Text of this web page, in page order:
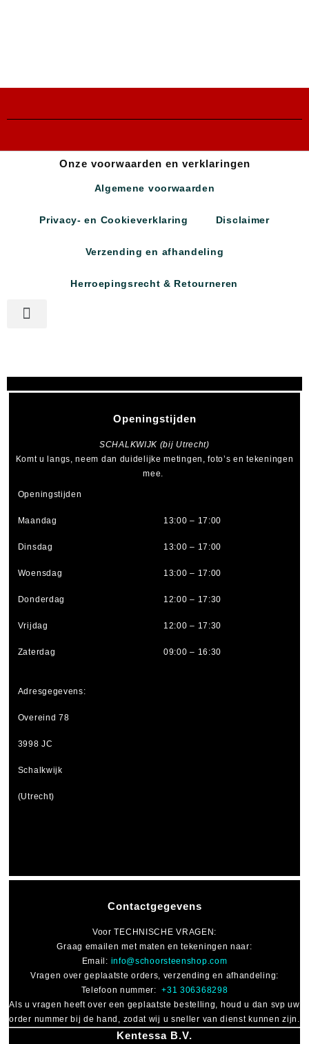
Onze voorwaarden en verklaringen
Algemene voorwaarden
Privacy- en Cookieverklaring Disclaimer
Verzending en afhandeling
Herroepingsrecht & Retourneren
Contactgegevens
VoorTECHNISCHE VRAGEN :
Graag emailen met maten en tekeningen naar:
Email: info@schoorsteenshop.com
Vragen over geplaatste orders, verzending en afhandeling:
Telefoon nummer:+31 306368298
Als u vragen heeft over een geplaatste bestelling, houd u dan svp uw
order nummer bij de hand, zodat wij u sneller van dienst kunnen zijn.
Kentessa B.V.
Openingstijden
SCHALKWIJK (bij Utrecht)
Komt u langs, neem dan duidelijke metingen, foto’s en tekeningen
mee.
Openingstijden
Maandag 13:00 – 17:00
Dinsdag 13:00 – 17:00
Woensdag 13:00 – 17:00
Donderdag 12:00 – 17:30
Vrijdag 12:00 – 17:30
Zaterdag 09:00 – 16:30
Adresgegevens:
Overeind 78
3998 JC
Schalkwijk
(Utrecht)